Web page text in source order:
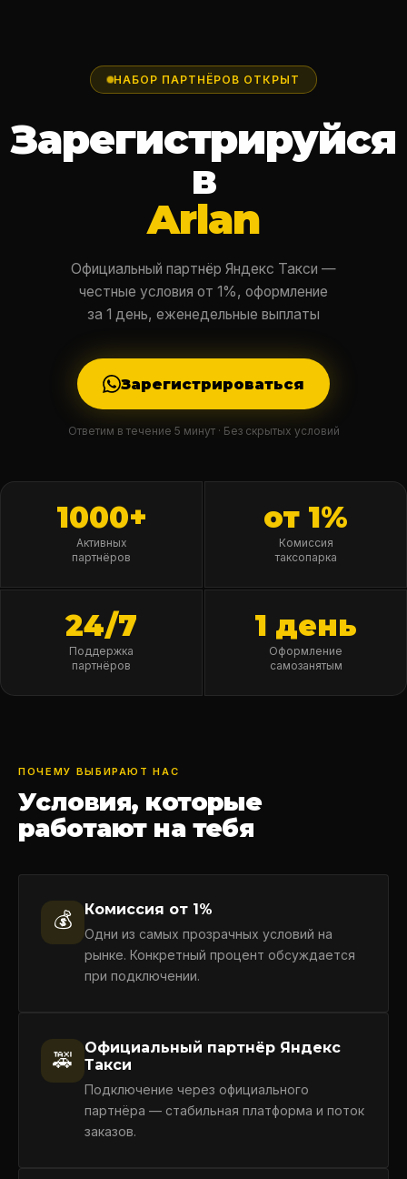
НАБОР ПАРТНЁРОВ ОТКРЫТ
Зарегистрируйся
в
Arlan
Официальный партнёр Яндекс Такси —
честные условия от 1%, оформление
за 1 день, еженедельные выплаты
Зарегистрироваться
Ответим в течение 5 минут · Без скрытых условий
1000+
Активных
партнёров
от 1%
Комиссия
таксопарка
24/7
Поддержка
партнёров
1 день
Оформление
самозанятым
ПОЧЕМУ ВЫБИРАЮТ НАС
Условия, которые
работают на тебя
💰 Комиссия от 1%
Одни из самых прозрачных условий на
рынке. Конкретный процент обсуждается
при подключении.
🚕
Официальный партнёр Яндекс
Такси
Подключение через официального
партнёра — стабильная платформа и поток
заказов.